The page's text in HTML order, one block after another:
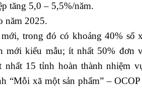
tăng 5,0 – 5,5%/năm.
năm 2025.
trong đó có khoảng 40% số
mới kiểu mẫu; ít nhất 50% đơn
15 tỉnh hoàn thành nhiệm
“Mỗi xã một sản phẩm” –